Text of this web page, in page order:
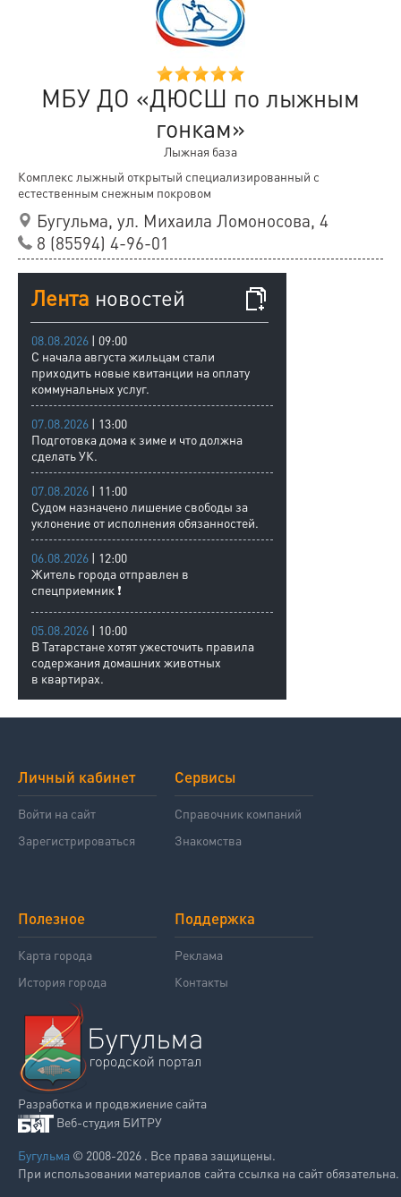
МБУ ДО «ДЮСШ по лыжным
гонкам»
Лыжная база
Комплекс лыжный открытый специализированный с
естественным снежным покровом
Бугульма, ул. Михаила Ломоносова, 4
8 (85594) 4-96-01
Лента новостей
08.08.2026 | 09:00
С начала августа жильцам стали
приходить новые квитанции на оплату
коммунальных услуг.
07.08.2026 | 13:00
Подготовка дома к зиме и что должна
сделать УК.
07.08.2026 | 11:00
Судом назначено лишение свободы за
уклонение от исполнения обязанностей.
06.08.2026 | 12:00
Житель города отправлен в
спецприемник ❗
05.08.2026 | 10:00
В Татарстане хотят ужесточить правила
содержания домашних животных
в квартирах.
Личный кабинет
Войти на сайт
Зарегистрироваться
Сервисы
Справочник компаний
Знакомства
Полезное
Карта города
История города
Поддержка
Реклама
Контакты
Разработка и продвжиение сайта
Веб-студия БИТРУ
Бугульма © 2008-2026 . Все права защищены.
При использовании материалов сайта ссылка на сайт обязательна.